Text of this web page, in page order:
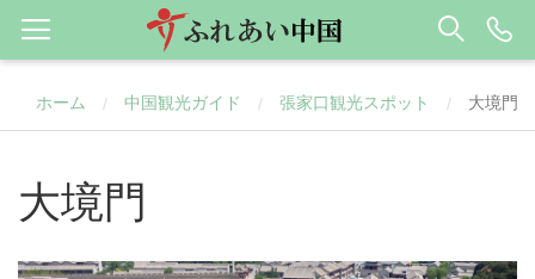
ホーム / 中国観光ガイド / 張家口観光スポット / 大境門
大境門